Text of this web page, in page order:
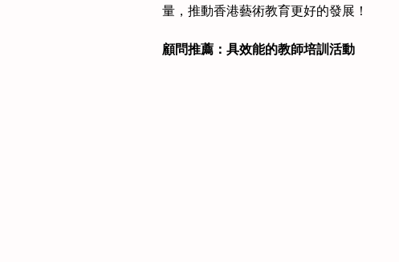
量，推動香港藝術教育更好的發展！
顧問推薦：具效能的教師培訓活動